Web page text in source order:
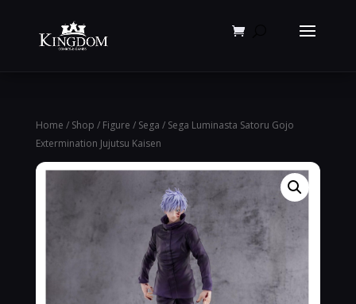
Home / Shop / Figure / Sega / Sega Luminasta Satoru Gojo
Extermination Jujutsu Kaisen